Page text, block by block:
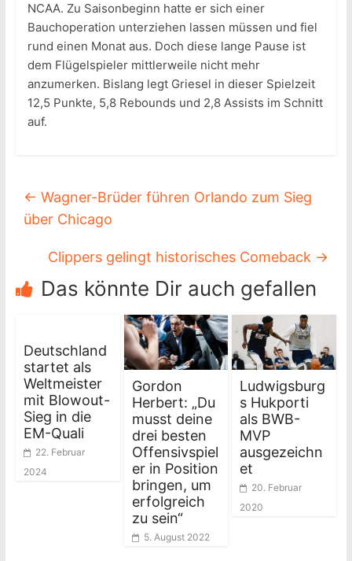
NCAA. Zu Saisonbeginn hatte er sich einer
Bauchoperation unterziehen lassen müssen und fiel
rund einen Monat aus. Doch diese lange Pause ist
dem Flügelspieler mittlerweile nicht mehr
anzumerken. Bislang legt Griesel in dieser Spielzeit
12,5 Punkte, 5,8 Rebounds und 2,8 Assists im Schnitt
auf.
← Wagner-Brüder führen Orlando zum Sieg
über Chicago
Clippers gelingt historisches Comeback →
Das könnte Dir auch gefallen
Deutschland
startet als
Weltmeister
mit Blowout-
Sieg in die
EM-Quali
22. Februar
2024
Gordon
Herbert: „Du
musst deine
drei besten
Offensivspiel
er in Position
bringen, um
erfolgreich
zu sein“
5. August 2022
Ludwigsburg
s Hukporti
als BWB-
MVP
ausgezeichn
et
20. Februar
2020